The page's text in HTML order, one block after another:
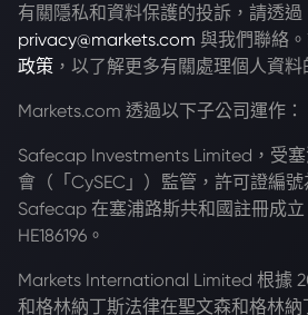
有關隱私和資料保護的投訴，請透過
privacy@markets.com 與我們聯絡
政策 ，以了解更多有關處理個人資料
Markets.com 透過以下子公司運作：
Safecap Investments Limited，受
會（「CySEC」）監管，許可證編
Safecap 在塞浦路斯共和國註冊成
HE186196。
Markets International Limited 根據
和格林納丁斯法律在聖文森和格林納